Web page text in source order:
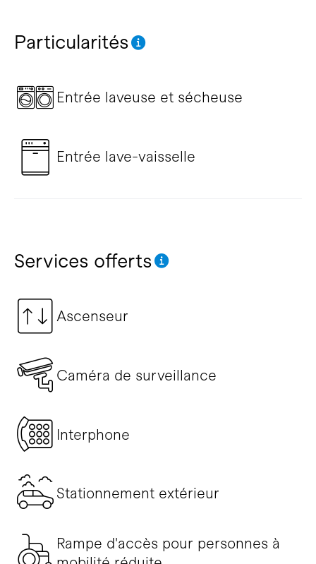
Particularités
Entrée laveuse et sécheuse
Entrée lave-vaisselle
Services offerts
Ascenseur
Caméra de surveillance
Interphone
Stationnement extérieur
Rampe d'accès pour personnes à